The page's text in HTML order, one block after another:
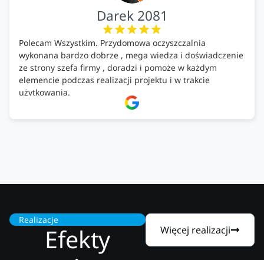
Darek 2081
Polecam Wszystkim. Przydomowa oczyszczalnia
wykonana bardzo dobrze , mega wiedza i doświadczenie
ze strony szefa firmy , doradzi i pomoże w każdym
elemencie podczas realizacji projektu i w trakcie
użytkowania.
Firma godna zaufania. Tak trzymać!
Realizacje
Efekty
Więcej realizacji